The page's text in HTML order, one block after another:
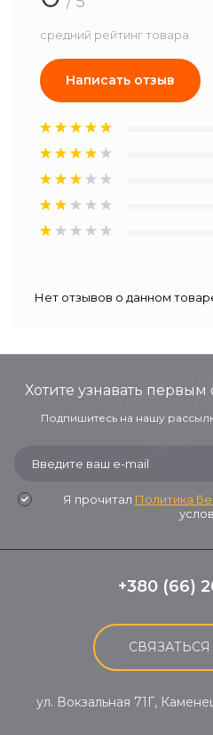
средний рейтинг товара
Написать отзыв
Нет отзывов о данном
Хотите узнавать
Подпишитесь на нашу
Я прочитал Политика
+380 (66)
ул. Вокзальная 71Г,